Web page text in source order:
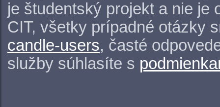
je študentský projekt a nie je
CIT, všetky prípadné otázky
candle-users, časté
služby súhlasíte s